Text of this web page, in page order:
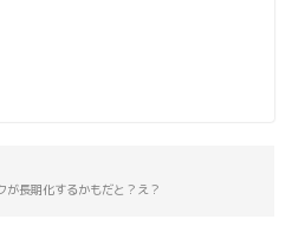
が長期化するかもだと？え？